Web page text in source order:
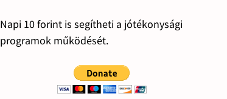
Napi 10 forint is segítheti a jótékonysági
programok működését.